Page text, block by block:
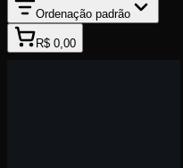
Ordenação padrão
R$ 0,00